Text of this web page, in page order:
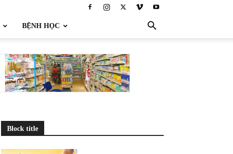
BỆNH HỌC
Block title